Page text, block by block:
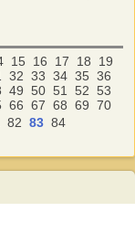
15 16 17 18
19
32 33 34 35 36
49 50 51 52 53
66 67 68 69 70
82 83 84